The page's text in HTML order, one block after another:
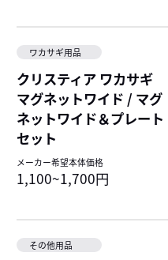
ワカサギ用品
クリスティア ワカサギ
マグネットワイド / マグ
ネットワイド＆プレート
セット
メーカー希望本体価格
1,100~1,700円
その他用品